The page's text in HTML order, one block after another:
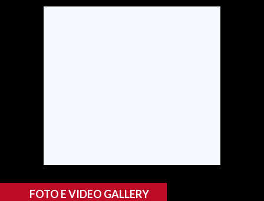
INSULARITÀ
FOTO E VIDEO GALLERY